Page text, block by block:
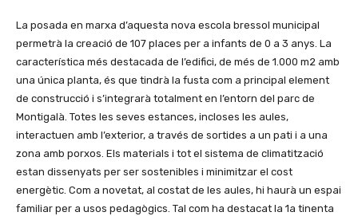
La posada en marxa d’aquesta nova escola bressol municipal
permetrà la creació de 107 places per a infants de 0 a 3 anys. La
característica més destacada de l’edifici, de més de 1.000 m2 amb
una única planta, és que tindrà la fusta com a principal element
de construcció i s’integrarà totalment en l’entorn del parc de
Montigalà. Totes les seves estances, incloses les aules,
interactuen amb l’exterior, a través de sortides a un pati i a una
zona amb porxos. Els materials i tot el sistema de climatització
estan dissenyats per ser sostenibles i minimitzar el cost
energètic. Com a novetat, al costat de les aules, hi haurà un espai
familiar per a usos pedagògics. Tal com ha destacat la 1a tinenta